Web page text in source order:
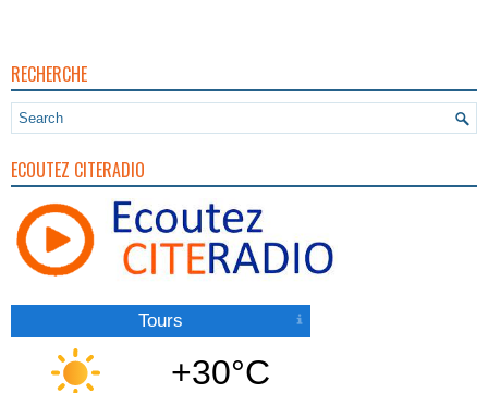
RECHERCHE
ECOUTEZ CITERADIO
Tours
+30°C